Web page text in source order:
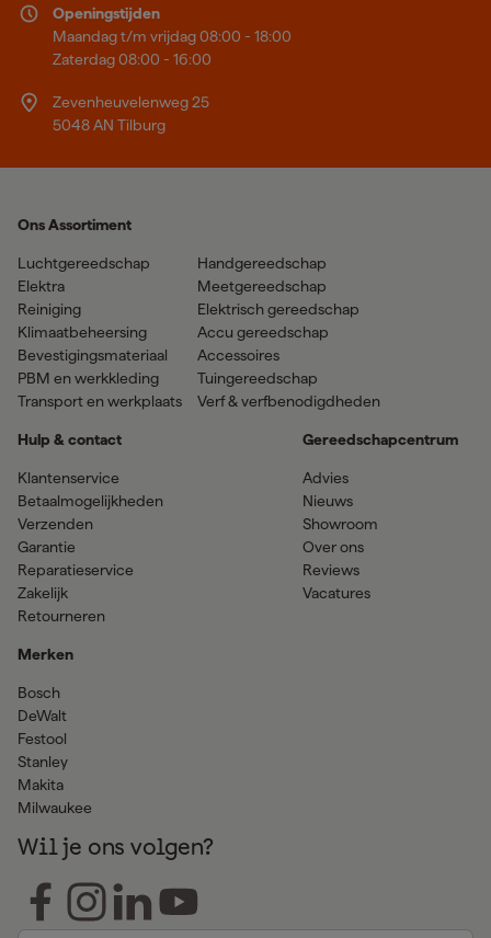
Openingstijden
Maandag t/m vrijdag 08:00 - 18:00
Zaterdag 08:00 - 16:00
Zevenheuvelenweg 25
5048 AN Tilburg
Ons Assortiment
Luchtgereedschap
Elektra
Reiniging
Klimaatbeheersing
Bevestigingsmateriaal
PBM en werkkleding
Transport en werkplaats
Handgereedschap
Meetgereedschap
Elektrisch gereedschap
Accu gereedschap
Accessoires
Tuingereedschap
Verf & verfbenodigdheden
Hulp & contact
Klantenservice
Betaalmogelijkheden
Verzenden
Garantie
Reparatieservice
Zakelijk
Retourneren
Merken
Bosch
DeWalt
Festool
Stanley
Makita
Milwaukee
Gereedschapcentrum
Advies
Nieuws
Showroom
Over ons
Reviews
Vacatures
Wil je ons volgen?